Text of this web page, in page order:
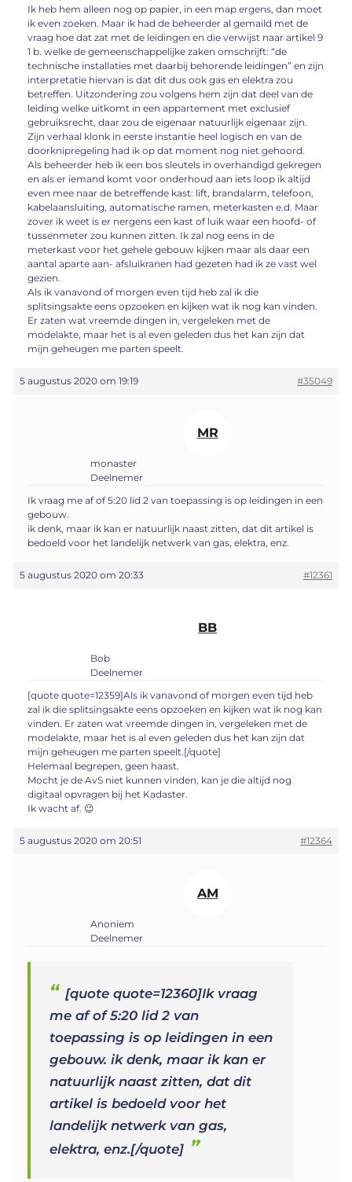
Ik heb hem alleen nog op papier, in een map ergens, dan moet
ik even zoeken. Maar ik had de beheerder al gemaild met de
vraag hoe dat zat met de leidingen en die verwijst naar artikel 9
1 b. welke de gemeenschappelijke zaken omschrijft: “de
technische installaties met daarbij behorende leidingen” en zijn
interpretatie hiervan is dat dit dus ook gas en elektra zou
betreffen. Uitzondering zou volgens hem zijn dat deel van de
leiding welke uitkomt in een appartement met exclusief
gebruiksrecht, daar zou de eigenaar natuurlijk eigenaar zijn.
Zijn verhaal klonk in eerste instantie heel logisch en van de
doorknipregeling had ik op dat moment nog niet gehoord.
Als beheerder heb ik een bos sleutels in overhandigd gekregen
en als er iemand komt voor onderhoud aan iets loop ik altijd
even mee naar de betreffende kast: lift, brandalarm, telefoon,
kabelaansluiting, automatische ramen, meterkasten e.d. Maar
zover ik weet is er nergens een kast of luik waar een hoofd- of
tussenmeter zou kunnen zitten. Ik zal nog eens in de
meterkast voor het gehele gebouw kijken maar als daar een
aantal aparte aan- afsluikranen had gezeten had ik ze vast wel
gezien.
Als ik vanavond of morgen even tijd heb zal ik die
splitsingsakte eens opzoeken en kijken wat ik nog kan vinden.
Er zaten wat vreemde dingen in, vergeleken met de
modelakte, maar het is al even geleden dus het kan zijn dat
mijn geheugen me parten speelt.
5 augustus 2020 om 19:19 #35049
MR
monaster
Deelnemer
Ik vraag me af of 5:20 lid 2 van toepassing is op leidingen in een
gebouw.
ik denk, maar ik kan er natuurlijk naast zitten, dat dit artikel is
bedoeld voor het landelijk netwerk van gas, elektra, enz.
5 augustus 2020 om 20:33 #12361
BB
Bob
Deelnemer
[quote quote=12359]Als ik vanavond of morgen even tijd heb
zal ik die splitsingsakte eens opzoeken en kijken wat ik nog kan
vinden. Er zaten wat vreemde dingen in, vergeleken met de
modelakte, maar het is al even geleden dus het kan zijn dat
mijn geheugen me parten speelt.[/quote]
Helemaal begrepen, geen haast.
Mocht je de AvS niet kunnen vinden, kan je die altijd nog
digitaal opvragen bij het Kadaster.
Ik wacht af. 😉
5 augustus 2020 om 20:51 #12364
AM
Anoniem
Deelnemer
[quote quote=12360]Ik vraag
me af of 5:20 lid 2 van
toepassing is op leidingen in een
gebouw. ik denk, maar ik kan er
natuurlijk naast zitten, dat dit
artikel is bedoeld voor het
landelijk netwerk van gas,
elektra, enz.[/quote]